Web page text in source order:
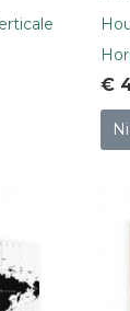
€